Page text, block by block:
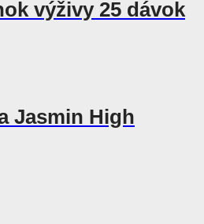
výživy 25 dávok
Jasmin High